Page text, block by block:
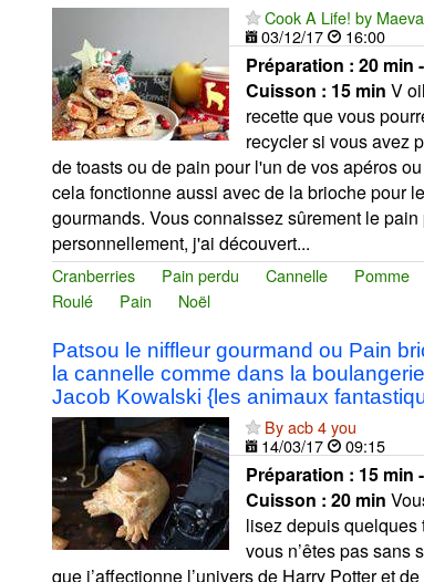
Cook A Life! by Maeva
03/12/17
16:00
Préparation : 20 min -
Cuisson : 15 min V
recette que vous
recycler si vous avez
de toasts ou de pain pour l'un de vos apéros
cela fonctionne aussi avec de la brioche pour
gourmands. Vous connaissez sûrement le pain
personnellement, j'ai découvert...
Cranberries Pain perdu Cannelle
Pomme
Roulé
Pain Noël
Patsou le niffleur gourmand ou Pain
la cannelle comme dans la
Jacob Kowalski {les animaux
By acb 4 you
14/03/17
09:15
Préparation : 15 min -
Cuisson : 20 min
lisez depuis quelques
vous n’êtes pas sans
que j’affectionne l’univers de Harry Potter et